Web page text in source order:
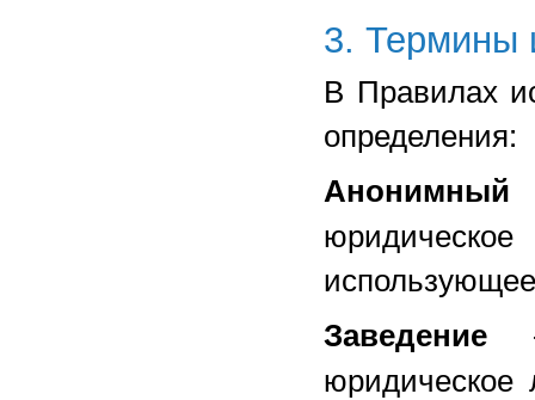
3. Термины
В Правилах
определения:
Анонимный
Заведение
юридическое